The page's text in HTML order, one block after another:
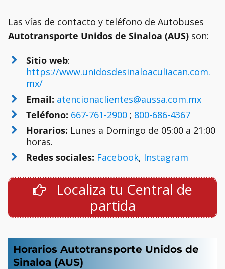
Las vías de contacto y teléfono de Autobuses
Autotransporte Unidos de Sinaloa (AUS) son:
Sitio web:
https://www.unidosdesinaloaculiacan.com.
mx/
Email: atencionaclientes@aussa.com.mx
Teléfono: 667-761-2900 ; 800-686-4367
Horarios: Lunes a Domingo de 05:00 a 21:00
horas.
Redes sociales: Facebook, Instagram
Localiza tu Central de
partida
Horarios Autotransporte Unidos de
Sinaloa (AUS)